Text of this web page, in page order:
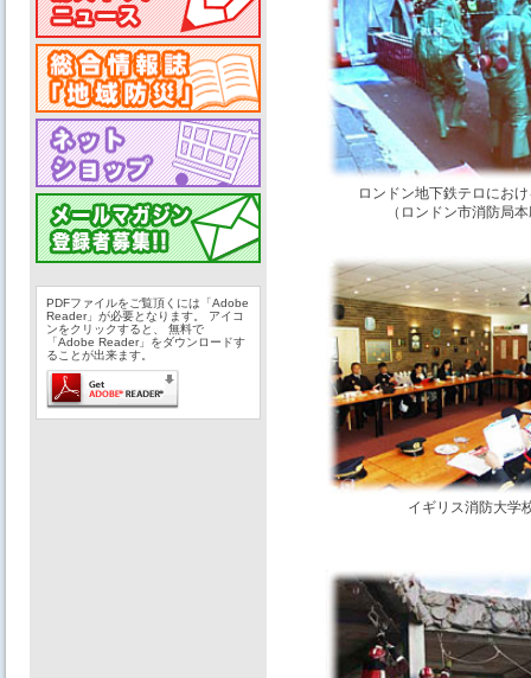
PDFファイルをご覧頂くには「Adobe
Reader」が必要となります。 アイコ
ンをクリックすると、 無料で
「Adobe Reader」をダウンロードす
ることが出来ます。
ロンドン地下鉄テロにお
（ロンドン市消防局
イギリス消防大学